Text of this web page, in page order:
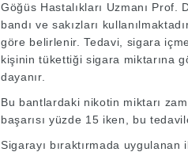
Göğüs Hastalıkları Uzmanı
bandı ve sakızları
göre belirlenir. Tedavi, sigara
kişinin tükettiği sigara miktarına
dayanır.
Bu bantlardaki nikotin miktarı
başarısı yüzde 15 iken, bu
Sigarayı bıraktırmada